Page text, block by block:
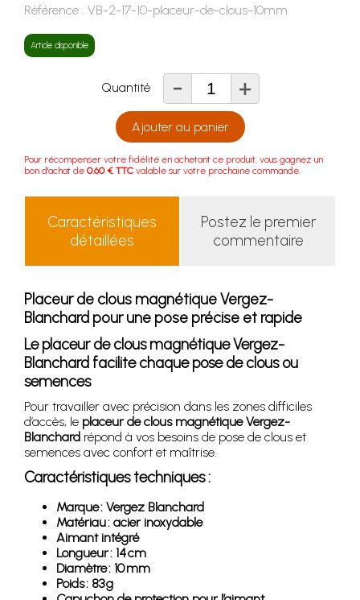
Référence : VB-2-17-10-placeur-de-clous-10mm
Article disponible
Quantité - +
Ajouter au panier
Pour récompenser votre fidélité en achetant ce produit, vous gagnez un
bon d'achat de 0.60 € TTC valable sur votre prochaine commande.
Caractéristiques
détaillées
Postez le premier
commentaire
Placeur de clous magnétique Vergez-
Blanchard pour une pose précise et rapide
Le placeur de clous magnétique Vergez-
Blanchard facilite chaque pose de clous ou
semences
Pour travailler avec précision dans les zones difficiles
d’accès, le placeur de clous magnétique Vergez-
Blanchard répond à vos besoins de pose de clous et
semences avec confort et maîtrise.
Caractéristiques techniques :
Marque : Vergez Blanchard
Matériau : acier inoxydable
Aimant intégré
Longueur : 14 cm
Diamètre : 10 mm
Poids : 83 g